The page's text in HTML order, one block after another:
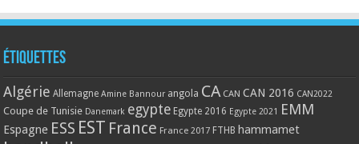
Étiquettes
Algérie Allemagne Amine Bannour angola CA CAN CAN 2016 CAN2022
Coupe de Tunisie Danemark egypte Egypte 2016 Egypte 2021 EMM
Espagne ESS EST France France 2017 FTHB hammamet